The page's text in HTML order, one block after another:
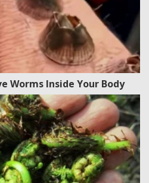
Worms Inside Your Body